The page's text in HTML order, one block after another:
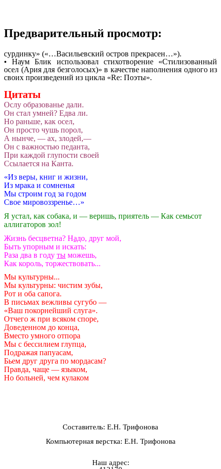
Предварительный просмотр:
сурдинку» («…Васильевский остров прекрасен…»).
• Наум Блик использовал стихотворение «Стилизованный
осел (Ария для безголосых)» в качестве наполнения одного из
своих произведений из цикла «Re: Поэты».
Цитаты
Ослу образованье дали.
Он стал умней? Едва ли.
Но раньше, как осел,
Он просто чушь порол,
А нынче, — ах, злодей,—
Он с важностью педанта,
При каждой глупости своей
Ссылается на Канта.
«Из веры, книг и жизни,
Из мрака и сомненья
Мы строим год за годом
Свое мировоззренье…»
Я устал, как собака, и — веришь, приятель — Как семьсот
аллигаторов зол!
Жизнь бесцветна? Надо, друг мой,
Быть упорным и искать:
Раза два в году ты можешь,
Как король, торжествовать...
Мы культурны...
Мы культурны: чистим зубы,
Рот и оба сапога.
В письмах вежливы сугубо —
«Ваш покорнейший слуга».
Отчего ж при всяком споре,
Доведенном до конца,
Вместо умного отпора
Мы с бессилием глупца,
Подражая папуасам,
Бьем друг друга по мордасам?
Правда, чаще — языком,
Но больней, чем кулаком
Составитель: Е.Н. Трифонова
Компьютерная верстка: Е.Н. Трифонова
Наш адрес: